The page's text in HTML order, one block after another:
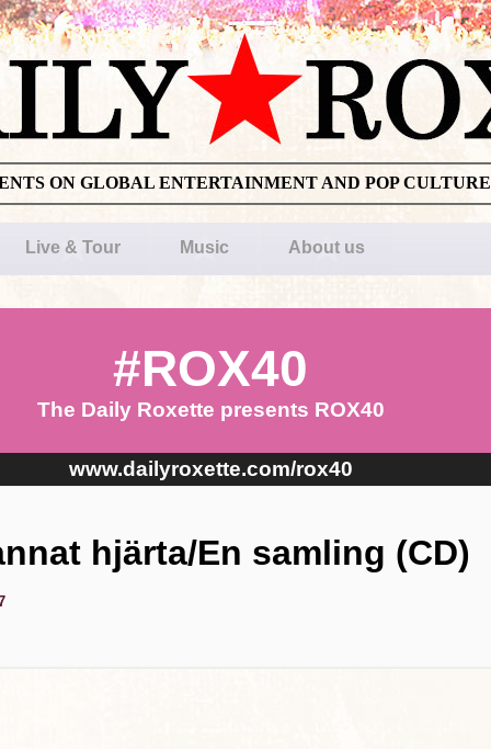
ON GLOBAL ENTERTAINMENT AND POP CULTURE
Live & Tour Music About us
#ROX40
The Daily Roxette presents ROX40
www.dailyroxette.com/rox40
hjärta/En samling (CD)